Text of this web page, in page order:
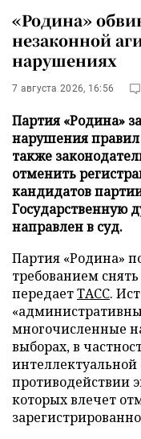
«Родина»
незаконной
нарушениях
7 августа 2026, 16:56
Партия «Родина»
нарушения
также
отменить
кандидатов
Государственную
направлен в суд.
Партия «Родина»
требованием
передаетТАСС.
многочисленные
выборах, в
интеллектуальной
противодействии
которых влечет